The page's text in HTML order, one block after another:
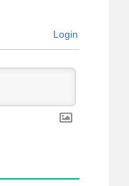
Login